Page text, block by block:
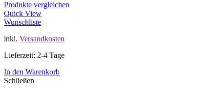
Produkte vergleichen
Quick View
Wunschliste
inkl. Versandkosten
Lieferzeit: 2-4 Tage
In den Warenkorb
Schließen